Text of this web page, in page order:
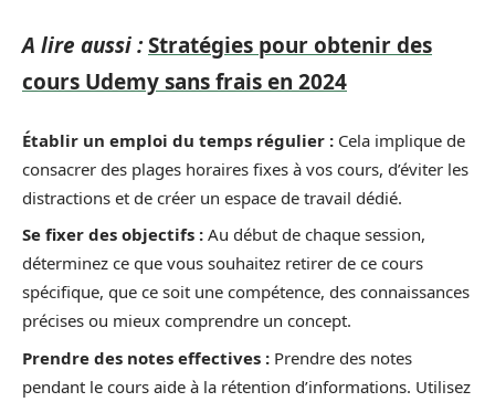
A lire aussi :Stratégies pour obtenir des
cours Udemy sans frais en 2024
Établir un emploi du temps régulier : Cela implique de
consacrer des plages horaires fixes à vos cours, d’éviter les
distractions et de créer un espace de travail dédié.
Se fixer des objectifs : Au début de chaque session,
déterminez ce que vous souhaitez retirer de ce cours
spécifique, que ce soit une compétence, des connaissances
précises ou mieux comprendre un concept.
Prendre des notes effectives : Prendre des notes
pendant le cours aide à la rétention d’informations. Utilisez